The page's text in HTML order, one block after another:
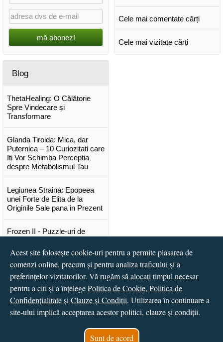
mă abonez!
Cele mai comentate cărți
Cele mai vizitate cărți
Blog
ThetaHealing: O Călătorie
Spre Vindecare și
Transformare
Glanda Tiroida: Mica, dar
Puternica – 10 Curiozitati care
Iti Vor Schimba Perceptia
despre Metabolismul Tau
Legiunea Straina: Epopeea
unei Forte de Elita de la
Originile Sale pana in Prezent
Frozen II - Puzzle-uri de
Lansare "Portocalele verzi" de
Vitali Cipileaga
...toate știrile
© 2016 - 2026S.C. CCN Books SRL
Vital Soft
Acest site folosește cookie-uri pentru a permite plasarea de
comenzi online, precum și pentru analiza traficului și a
preferințelor vizitatorilor. Vă rugăm să alocați timpul necesar
pentru a citi și a înțelegePolitica de Cookie, Politica de
Confidențialitateși Clauze și Condiții. Utilizarea în continuare a
site-ului implică acceptarea acestor politici, clauze și condiții.
Sunt de acord